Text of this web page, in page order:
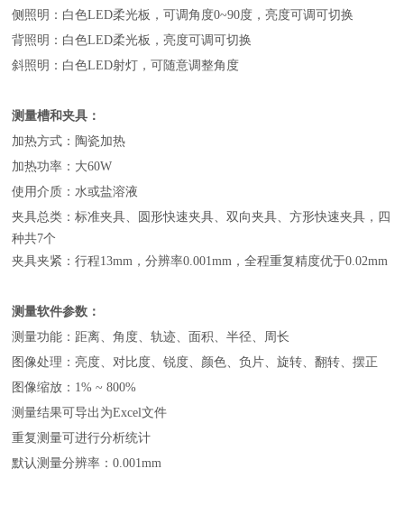
侧照明：白色LED柔光板，可调角度0~90度，亮度可调可切换
背照明：白色LED柔光板，亮度可调可切换
斜照明：白色LED射灯，可随意调整角度
测量槽和夹具：
加热方式：陶瓷加热
加热功率：大60W
使用介质：水或盐溶液
夹具总类：标准夹具、圆形快速夹具、双向夹具、方形快速夹具，四
种共7个
夹具夹紧：行程13mm，分辨率0.001mm，全程重复精度优于0.02mm
测量软件参数：
测量功能：距离、角度、轨迹、面积、半径、周长
图像处理：亮度、对比度、锐度、颜色、负片、旋转、翻转、摆正
图像缩放：1% ~ 800%
测量结果可导出为Excel文件
重复测量可进行分析统计
默认测量分辨率：0.001mm